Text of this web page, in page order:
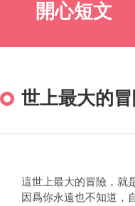
開心短文
世上最大的
這世上最大的冒險，就是
因爲你永遠也不知道，自